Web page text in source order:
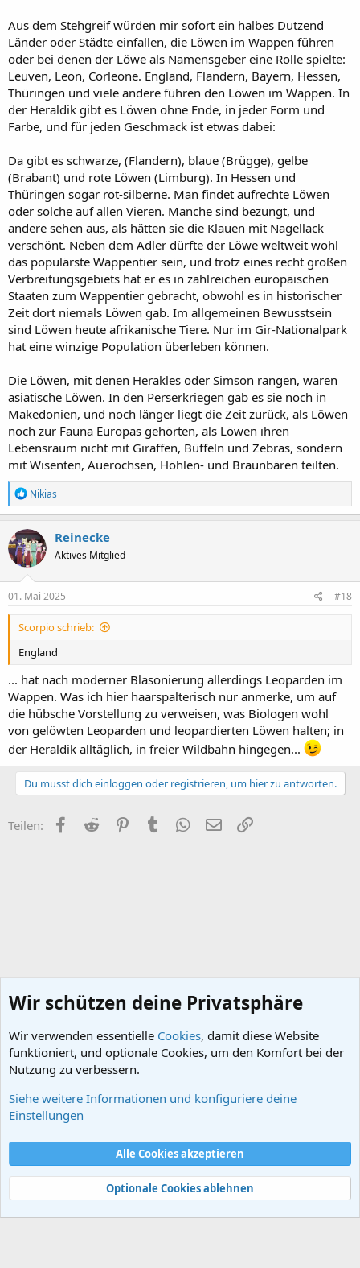
Aus dem Stehgreif würden mir sofort ein halbes Dutzend
Länder oder Städte einfallen, die Löwen im Wappen führen
oder bei denen der Löwe als Namensgeber eine Rolle spielte:
Leuven, Leon, Corleone. England, Flandern, Bayern, Hessen,
Thüringen und viele andere führen den Löwen im Wappen. In
der Heraldik gibt es Löwen ohne Ende, in jeder Form und
Farbe, und für jeden Geschmack ist etwas dabei:
Da gibt es schwarze, (Flandern), blaue (Brügge), gelbe
(Brabant) und rote Löwen (Limburg). In Hessen und
Thüringen sogar rot-silberne. Man findet aufrechte Löwen
oder solche auf allen Vieren. Manche sind bezungt, und
andere sehen aus, als hätten sie die Klauen mit Nagellack
verschönt. Neben dem Adler dürfte der Löwe weltweit wohl
das populärste Wappentier sein, und trotz eines recht großen
Verbreitungsgebiets hat er es in zahlreichen europäischen
Staaten zum Wappentier gebracht, obwohl es in historischer
Zeit dort niemals Löwen gab. Im allgemeinen Bewusstsein
sind Löwen heute afrikanische Tiere. Nur im Gir-Nationalpark
hat eine winzige Population überleben können.
Die Löwen, mit denen Herakles oder Simson rangen, waren
asiatische Löwen. In den Perserkriegen gab es sie noch in
Makedonien, und noch länger liegt die Zeit zurück, als Löwen
noch zur Fauna Europas gehörten, als Löwen ihren
Lebensraum nicht mit Giraffen, Büffeln und Zebras, sondern
mit Wisenten, Auerochsen, Höhlen- und Braunbären teilten.
R
e
a
k
t
i
o
n
e
Nikias
Reinecke
Aktives Mitglied
01. Mai 2025 #18
Scorpio schrieb:
England
... hat nach moderner Blasonierung allerdings Leoparden im
Wappen. Was ich hier haarspalterisch nur anmerke, um auf
die hübsche Vorstellung zu verweisen, was Biologen wohl
von gelöwten Leoparden und leopardierten Löwen halten; in
der Heraldik alltäglich, in freier Wildbahn hingegen...
Du musst dich einloggen oder registrieren, um hier zu antworten.
Teilen: Facebook
Reddit PinterestTumblr WhatsApp
E-Mail
Das Papsttum
Nutzungsbedingungen
Datenschutz
Hilfe und Impressum
Start
R
S
Community platform by XenForo® © 2010-2024 XenForo Ltd.
Wir schützen deine Privatsphäre
Wir verwenden essentielle Cookies, damit diese Website
funktioniert, und optionale Cookies, um den Komfort bei der
Nutzung zu verbessern.
Siehe weitere Informationen und konfiguriere deine
Einstellungen
Alle Cookies akzeptieren
Optionale Cookies ablehnen